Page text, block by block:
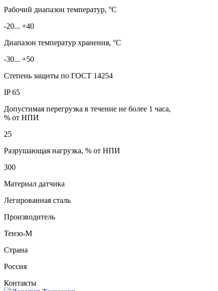
Рабочий диапазон температур, °С
-20... +40
Диапазон температур хранения, °С
-30... +50
Степень защиты по ГОСТ 14254
IP 65
Допустимая перегрузка в течение не более 1 часа,
% от НПИ
25
Разрушающая нагрузка, % от НПИ
300
Материал датчика
Легированная сталь
Производитель
Тензо-М
Страна
Россия
Контакты